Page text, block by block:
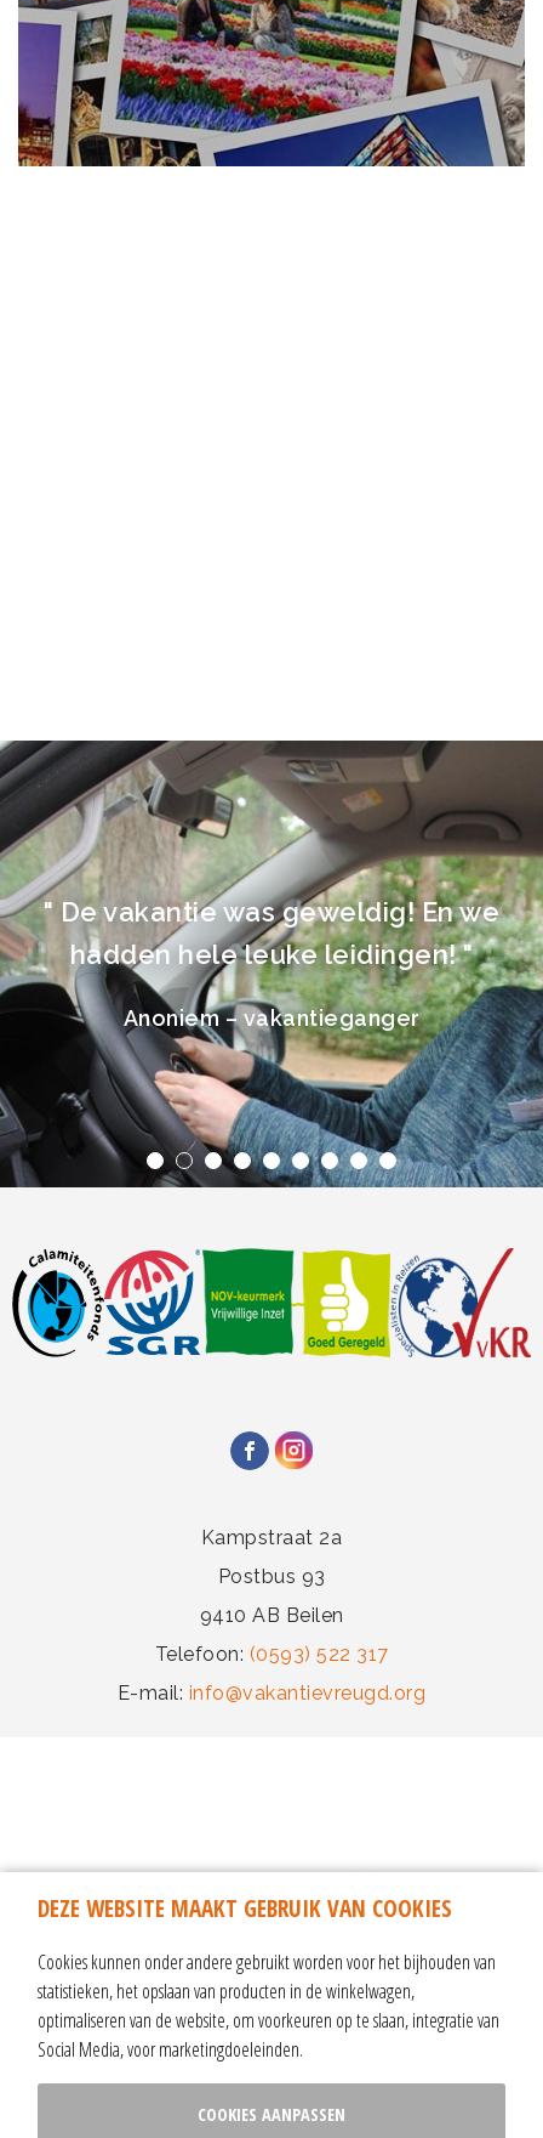
" De vakantie was geweldig! En we
hadden hele leuke leidingen! "
Anoniem – vakantieganger
Kampstraat 2a
Postbus 93
9410 AB Beilen
Telefoon: (0593) 522 317
E-mail: info@vakantievreugd.org
algemene voorwaarden & reisvoorwaarden
DEZE WEBSITE MAAKT GEBRUIK VAN COOKIES
Cookies kunnen onder andere gebruikt worden voor het bijhouden van
statistieken, het opslaan van producten in de winkelwagen,
optimaliseren van de website, om voorkeuren op te slaan, integratie van
Social Media, voor marketingdoeleinden.
COOKIES AANPASSEN